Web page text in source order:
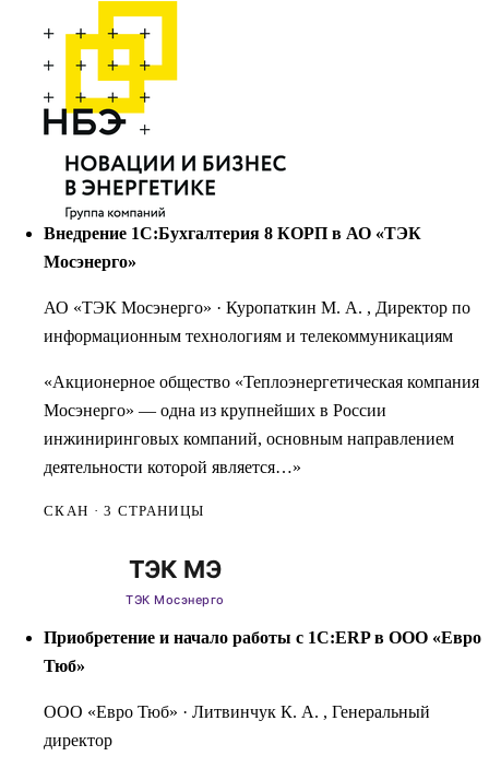
Внедрение 1С:Бухгалтерия 8 КОРП в АО «ТЭК
Мосэнерго»
АО «ТЭК Мосэнерго» · Куропаткин М. А. , Директор по
информационным технологиям и телекоммуникациям
«Акционерное общество «Теплоэнергетическая компания
Мосэнерго» — одна из крупнейших в России
инжиниринговых компаний, основным направлением
деятельности которой является…»
СКАН · 3 СТРАНИЦЫ
Приобретение и начало работы с 1С:ERP в ООО «Евро
Тюб»
ООО «Евро Тюб» · Литвинчук К. А. , Генеральный
директор